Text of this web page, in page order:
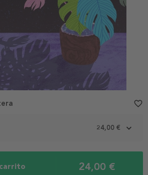
24,00 €
24,00 €
favorite_border